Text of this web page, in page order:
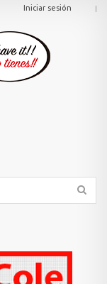
Iniciar sesión